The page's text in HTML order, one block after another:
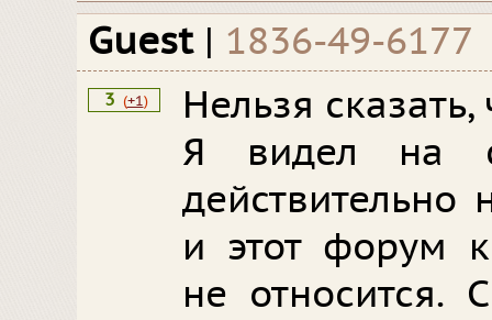
Guest | 1836-49-6177
3 (+1)
Нельзя
Я видел на
действительно
и этот форум
не относится.